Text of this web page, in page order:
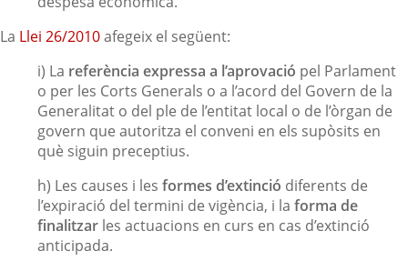
La Llei 26/2010afegeix el següent:
i) La referència expressa a l’aprovació pel Parlament
o per les Corts Generals o a l’acord del Govern de la
Generalitat o del ple de l’entitat local o de l’òrgan de
govern que autoritza el conveni en els supòsits en
què siguin preceptius.
h) Les causes i les formes d’extinció diferents de
l’expiració del termini de vigència, i la forma de
finalitzarles actuacions en curs en cas d’extinció
anticipada.